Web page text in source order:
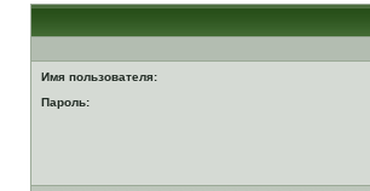
Имя пользователя:
Пароль: